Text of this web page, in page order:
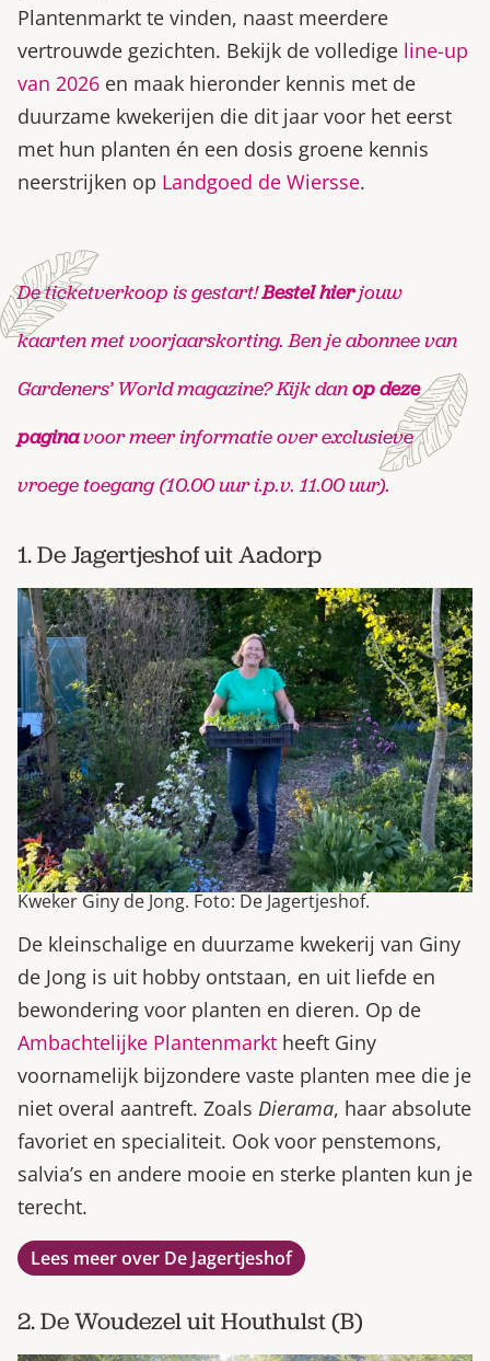
Plantenmarkt te vinden, naast meerdere
vertrouwde gezichten. Bekijk de volledige line-up
van 2026 en maak hieronder kennis met de
duurzame kwekerijen die dit jaar voor het eerst
met hun planten én een dosis groene kennis
neerstrijken op Landgoed de Wiersse.
De ticketverkoop is gestart!Bestel hierjouw
kaarten met voorjaarskorting. Ben je abonnee van
Gardeners’ World magazine?Kijk danop deze
paginavoor meer informatie over exclusieve
vroege toegang (10.00 uur i.p.v. 11.00 uur).
1. De Jagertjeshof uit Aadorp
Kweker Giny de Jong. Foto: De Jagertjeshof.
De kleinschalige en duurzame kwekerij van Giny
de Jong is uit hobby ontstaan, en uit liefde en
bewondering voor planten en dieren. Op de
Ambachtelijke Plantenmarkt heeft Giny
voornamelijk bijzondere vaste planten mee die je
niet overal aantreft. Zoals Dierama, haar absolute
favoriet en specialiteit. Ook voor penstemons,
salvia’s en andere mooie en sterke planten kun je
terecht.
Lees meer over De Jagertjeshof
2. De Woudezel uit Houthulst (B)